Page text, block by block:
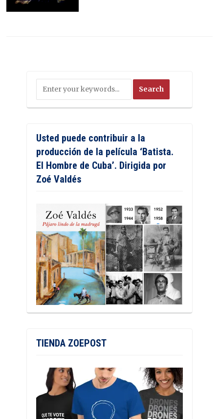
Usted puede contribuir a la
producción de la película ‘Batista.
El Hombre de Cuba’. Dirigida por
Zoé Valdés
TIENDA ZOEPOST